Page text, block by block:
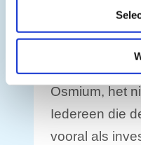
Osmium,
15
Osmium, het
Iedereen die
vooral als